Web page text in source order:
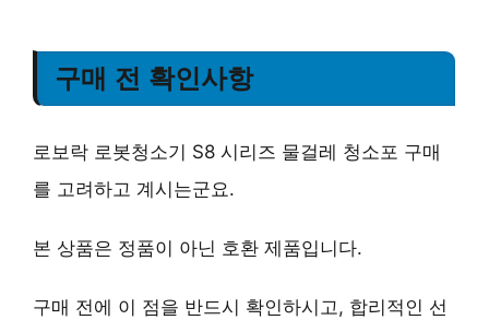
구매 전 확인사항
로보락 로봇청소기 S8 시리즈 물걸레 청소포 구매
를 고려하고 계시는군요.
본 상품은 정품이 아닌 호환 제품입니다.
구매 전에 이 점을 반드시 확인하시고, 합리적인 선